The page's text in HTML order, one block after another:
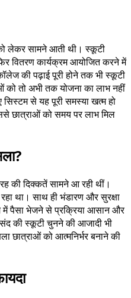
लेकर सामने आती थी। स्कूटी
वितरण कार्यक्रम आयोजित करने में
की पढ़ाई पूरी होने तक भी स्कूटी
तो अभी तक योजना का लाभ नहीं
सिस्टम से यह पूरी समस्या खत्म हो
छात्राओं को समय पर लाभ मिल
की दिक्कतें सामने आ रही थीं।
था। साथ ही भंडारण और सुरक्षा
पैसा भेजने से प्रक्रिया आसान और
की स्कूटी चुनने की आजादी भी
छात्राओं को आत्मनिर्भर बनाने की